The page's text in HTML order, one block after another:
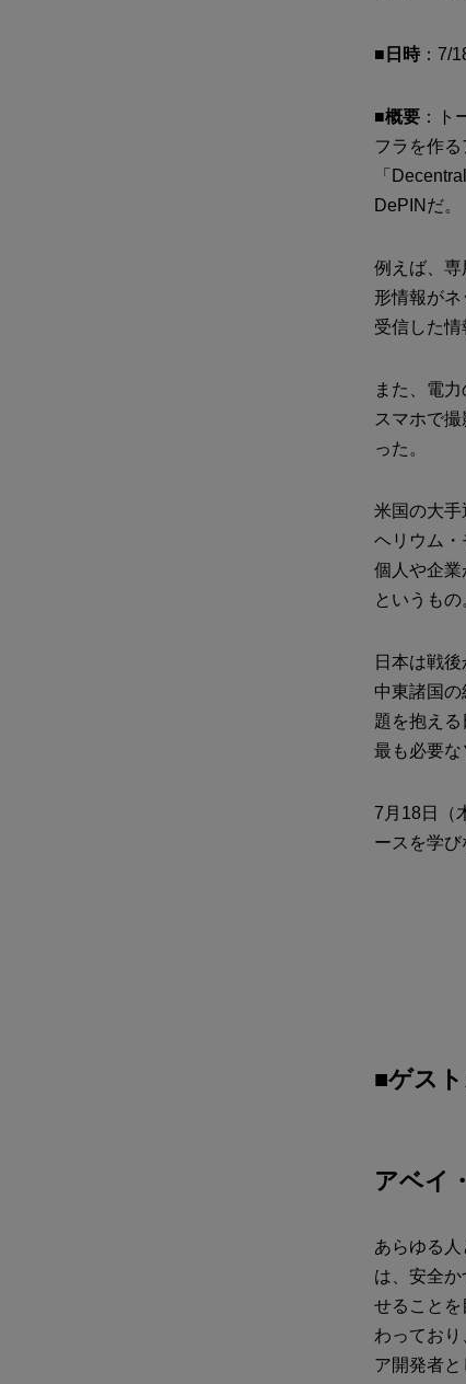
■日時 ：7/
■概要 ：ト
フラを作
「
DePINだ。
例えば、
形情報が
受信した
また、電
スマホで
った。
米国の大
ヘリウム・
個人や企
というも
日本は戦
中東諸国
題を抱え
最も必要な
7月18日（
ースを学び
■ゲス
アベイ
あらゆる
は、安全
せること
わってお
ア開発者